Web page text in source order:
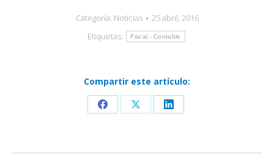
Categoría: Noticias
25 abril, 2016
Etiquetas:
Fiscal - Contable
Compartir este artículo:
Share
Facebook
Share
X
Share
LinkedIn